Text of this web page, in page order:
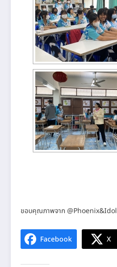
ขอบคุณภาพจาก @Phoenix&Idol
Facebook X